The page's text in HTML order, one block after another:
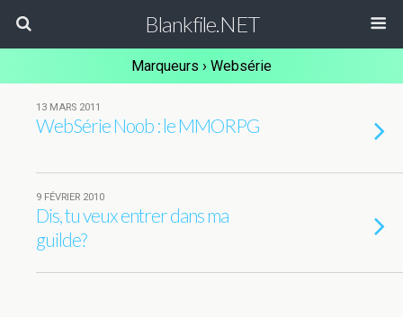
Blankfile.NET
Marqueurs › Websérie
13 MARS 2011
WebSérie Noob : le MMORPG
9 FÉVRIER 2010
Dis, tu veux entrer dans ma
guilde?